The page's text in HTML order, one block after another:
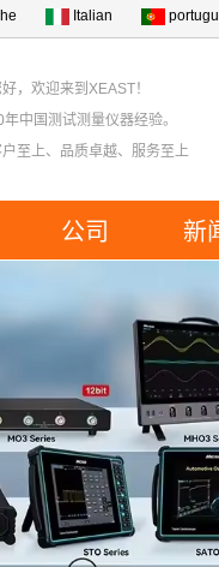
Italian
，欢迎来到XEAST！
年中国测试测量仪器经验。
户至上、品质卓越、服务至上
公司 新